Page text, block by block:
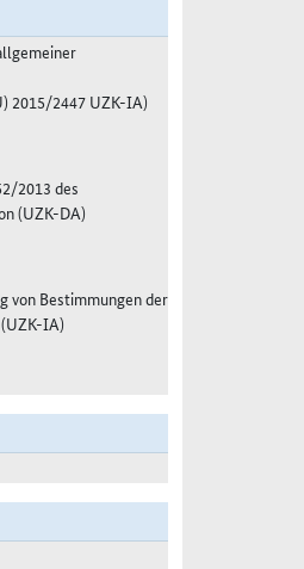
2015/2447 UZK-IA)
2013 des
(UZK-DA)
von Bestimmungen der
IA)